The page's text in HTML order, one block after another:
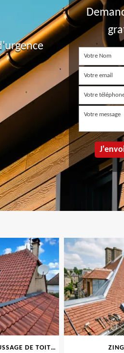
NETTOYAGE ET DÉMOUSSAGE DE TOITURE ET FAÇADE 69